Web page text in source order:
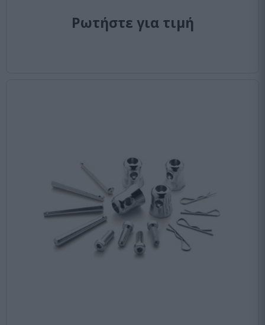
Ρωτήστε για τιμή